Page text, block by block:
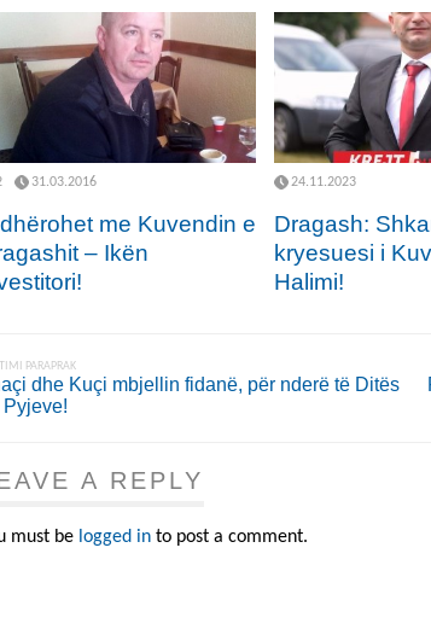
31.03.2016
me Kuvendin e
– Ikën
24.11.2023
Dragash:
kryesuesi i
Halimi!
PARAPRAK
dhe Kuçi mbjellin fidanë, për nderë të Ditës
Pyjeve!
A REPLY
must be logged in to post a comment.